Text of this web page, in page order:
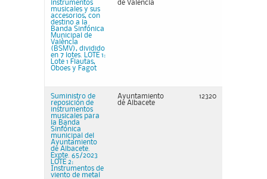
instrumentos
musicales y sus
accesorios, con
destino a la
Banda Sinfónica
Municipal de
València
(BSMV), dividido
en 7 lotes. LOTE 1:
Lote 1 Flautas,
Oboes y Fagot
de Valencia
Suministro de
reposición de
instrumentos
musicales para
la Banda
Sinfónica
municipal del
Ayuntamiento
de Albacete.
Expte. 65/2023
LOTE 2:
Instrumentos de
viento de metal
Ayuntamiento
de Albacete
12320